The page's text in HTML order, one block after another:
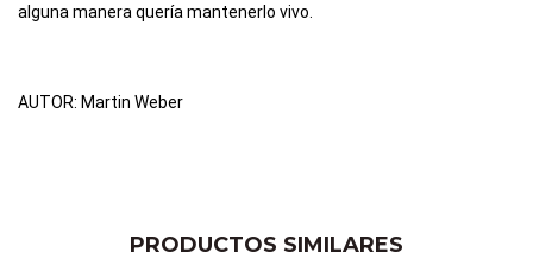
alguna manera quería mantenerlo vivo.
AUTOR: Martin Weber
PRODUCTOS SIMILARES